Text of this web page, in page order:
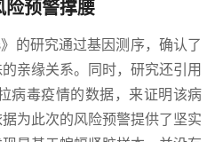
险预警撑腰
的研究通过基因测序，确认了
亲缘关系。同时，研究还引用
病毒疫情的数据，来证明该病
为此次的风险预警提供了坚实